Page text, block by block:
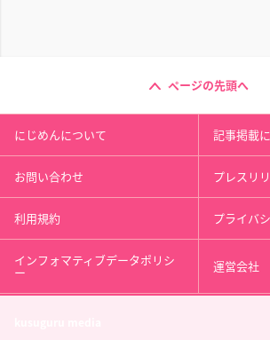
ページの先頭へ
にじめんについて 記事掲載
お問い合わせ プレスリ
利用規約 プライバ
インフォマティブデータポリシ
ー 運営会社